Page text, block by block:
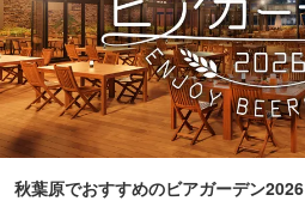
秋葉原でおすすめのビアガーデン2026